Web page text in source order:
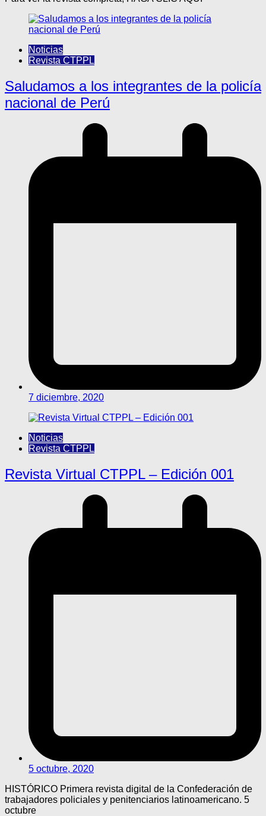
Noticias
Revista CTPPL
Saludamos a los integrantes de la policía
nacional de Perú
7 diciembre, 2020
Noticias
Revista CTPPL
Revista Virtual CTPPL – Edición 001
5 octubre, 2020
HISTÓRICO Primera revista digital de la Confederación de
trabajadores policiales y penitenciarios latinoamericano. 5
octubre